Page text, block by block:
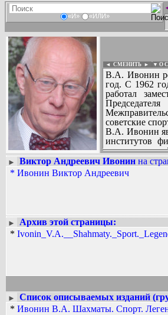
«И» «ИЛИ»
◄ СМЕНИТЬ ► ▼ О
В.А. Ивонин
год. С 1962
работал
советские
В.А. Ивонин
институтов
справочника
марше»; он
«Большой
Вадим Ершов...
► Виктор Андреевич Ивонин на
* Ивонин Виктор Андреевич
►
Архив этой страницы:
*
►
Список описываемых изданий
* Ивонин В.А. Шахматы. Спорт.